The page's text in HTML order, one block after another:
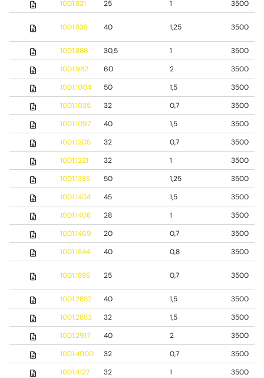
1001.831
25 1 3500
1001.835 40 1,25 3500
1001.886 30,5 1
3500
1001.982
60 2
3500
1001.1004
50 1,5
3500
1001.1035
32 0,7
3500
1001.1097
40 1,5
3500
1001.1205
32 0,7
3500
1001.1221
32 1
3500
1001.1385
50 1,25
3500
1001.1404
45 1,5
3500
1001.1408
28 1
3500
1001.1469
20 0,7
3500
1001.1844
40 0,8 3500
1001.1886 25 0,7 3500
1001.2852 40 1,5
3500
1001.2853
32 1,5
3500
1001.2917
40 2
3500
1001.4000
32 0,7
3500
1001.4127
32 1
3500